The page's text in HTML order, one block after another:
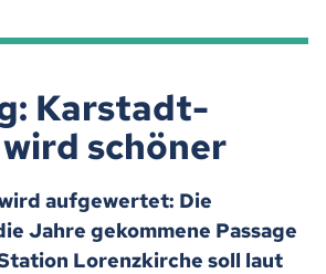
Karstadt-
schöner
aufgewertet: Die
Jahre gekommene Passage
Lorenzkirche soll laut